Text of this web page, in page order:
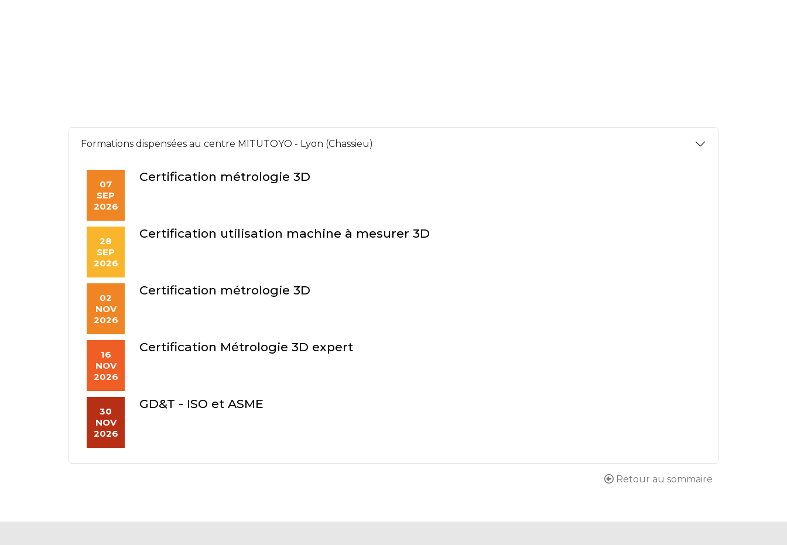
Formations dispensées au centre MITUTOYO - Lyon (Chassieu)
07
SEP
2026
Certification métrologie 3D
28
SEP
2026
Certification utilisation machine à mesurer 3D
02
NOV
2026
Certification métrologie 3D
16
NOV
2026
Certification Métrologie 3D expert
30
NOV
2026
GD&T - ISO et ASME
Retour au sommaire